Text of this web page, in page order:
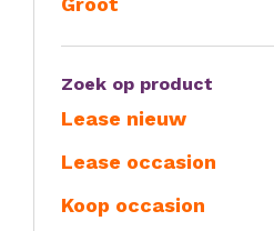
Zoek op product
Lease nieuw
Lease occasion
Koop occasion